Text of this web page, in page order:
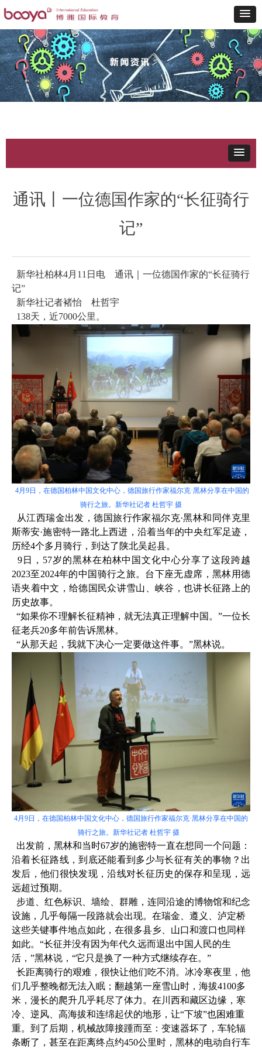
通讯丨一位德国作家的“长征骑行
记”
新华社柏林4月11日电 通讯｜一位德国作家的“长征骑行
记”
新华社记者褚怡 杜哲宇
138天，近7000公里。
4月9日，在德国柏林中国文化中心，德国旅行作家福尔克·黑林分享在中国的
骑行之旅。新华社记者 杜哲宇 摄
从江西瑞金出发，德国旅行作家福尔克·黑林和同伴克里
斯蒂安·施密特一路北上西进，沿着当年的中央红军足迹，
历经4个多月骑行，到达了陕北吴起县。
9日，57岁的黑林在柏林中国文化中心分享了这段跨越
2023至2024年的中国骑行之旅。台下座无虚席，黑林用德
语夹着中文，给德国民众讲雪山、峡谷，也讲长征路上的
历史故事。
“如果你不理解长征精神，就无法真正理解中国。”一位长
征老兵20多年前告诉黑林。
“从那天起，我就下决心一定要做这件事。”黑林说。
4月9日，在德国柏林中国文化中心，德国旅行作家福尔克·黑林分享在中国的
骑行之旅。新华社记者 杜哲宇 摄
出发前，黑林和当时67岁的施密特一直在想同一个问题：
沿着长征路线，到底还能看到多少与长征有关的事物？出
发后，他们很快发现，沿线对长征历史的保存和呈现，远
远超过预期。
步道、红色标识、墙绘、群雕，连同沿途的博物馆和纪念
设施，几乎每隔一段路就会出现。在瑞金、遵义、泸定桥
这些关键事件地点如此，在很多县乡、山口和渡口也同样
如此。“长征并没有因为年代久远而退出中国人民的生
活，”黑林说，“它只是换了一种方式继续存在。”
长距离骑行的艰难，很快让他们吃不消。冰冷寒夜里，他
们几乎整晚都无法入眠；翻越第一座雪山时，海拔4100多
米，漫长的爬升几乎耗尽了体力。在川西和藏区边缘，寒
冷、逆风、高海拔和连绵起伏的地形，让“下坡”也困难重
重。到了后期，机械故障接踵而至：变速器坏了，车轮辐
条断了，甚至在距离终点约450公里时，黑林的电动自行车